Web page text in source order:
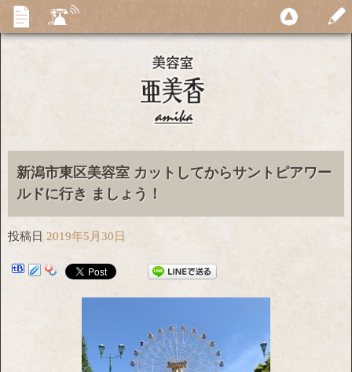
新潟市東区美容室 カットしてからサントピアワー
ルドに行き ましょう！
投稿日 2019年5月30日